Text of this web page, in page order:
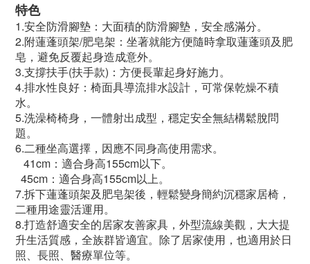
特色
1.安全防滑腳墊：大面積的防滑腳墊，安全感滿分。
2.附蓮蓬頭架/肥皂架：坐著就能方便隨時拿取蓮蓬頭及肥
皂，避免反覆起身造成意外。
3.支撐扶手(扶手款)：方便長輩起身好施力。
4.排水性良好：椅面具導流排水設計，可常保乾燥不積
水。
5.洗澡椅椅身，一體射出成型，穩定安全無結構鬆脫問
題。
6.二種坐高選擇，因應不同身高使用需求。
41cm：適合身高155cm以下。
45cm：適合身高155cm以上。
7.拆下蓮蓬頭架及肥皂架後，輕鬆變身簡約沉穩家居椅，
二種用途靈活運用。
8.打造舒適安全的居家友善家具，外型流線美觀，大大提
升生活質感，全族群皆適宜。除了居家使用，也適用於日
照、長照、醫療單位等。